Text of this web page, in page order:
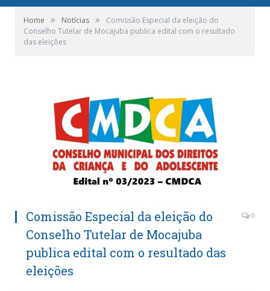
Home » Notícias »
Comissão Especial da eleição do
Conselho Tutelar de Mocajuba publica edital com o resultado
das eleições
Comissão Especial da eleição do
Conselho Tutelar de Mocajuba
publica edital com o resultado das
eleições
0